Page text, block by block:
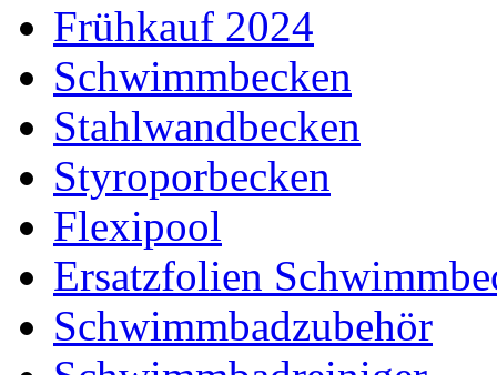
Frühkauf 2024
Schwimmbecken
Stahlwandbecken
Styroporbecken
Flexipool
Ersatzfolien
Schwimmbadzubehör